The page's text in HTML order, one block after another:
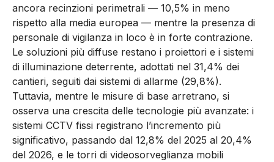
ancora recinzioni perimetrali — 10,5% in meno
rispetto alla media europea — mentre la presenza di
personale di vigilanza in loco è in forte contrazione.
Le soluzioni più diffuse restano i proiettori e i sistemi
di illuminazione deterrente, adottati nel 31,4% dei
cantieri, seguiti dai sistemi di allarme (29,8%).
Tuttavia, mentre le misure di base arretrano, si
osserva una crescita delle tecnologie più avanzate: i
sistemi CCTV fissi registrano l’incremento più
significativo, passando dal 12,8% del 2025 al 20,4%
del 2026, e le torri di videosorveglianza mobili